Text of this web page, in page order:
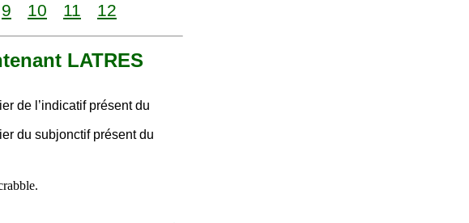
9 10 11 12
LATRES
de l’indicatif présent du
du subjonctif présent du